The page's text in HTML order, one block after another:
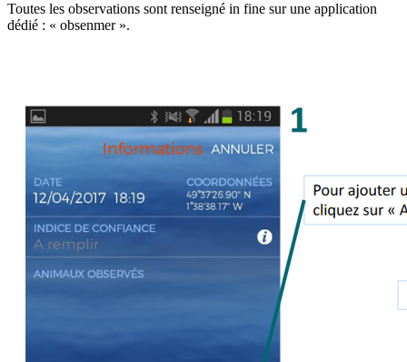
Toutes les observations sont renseigné in fine sur une application
dédié : « obsenmer ».